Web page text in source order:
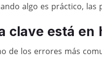
algo es práctico,
clave está en
de los errores más